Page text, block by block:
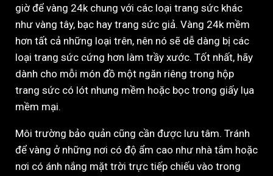
giờ để vàng 24k chung với các loại trang sức khác
như vàng tây, bạc hay trang sức giả. Vàng 24k mềm
hơn tất cả những loại trên, nên nó sẽ dễ dàng bị các
loại trang sức cứng hơn làm trầy xước. Tốt nhất, hãy
dành cho mỗi món đồ một ngăn riêng trong hộp
trang sức có lót nhung mềm hoặc bọc trong giấy lụa
mềm mại.
Môi trường bảo quản cũng cần được lưu tâm. Tránh
để vàng ở những nơi có độ ẩm cao như nhà tắm hoặc
nơi có ánh nắng mặt trời trực tiếp chiếu vào trong